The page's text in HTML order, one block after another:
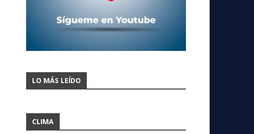
LO MÁS LEÍDO
CLIMA